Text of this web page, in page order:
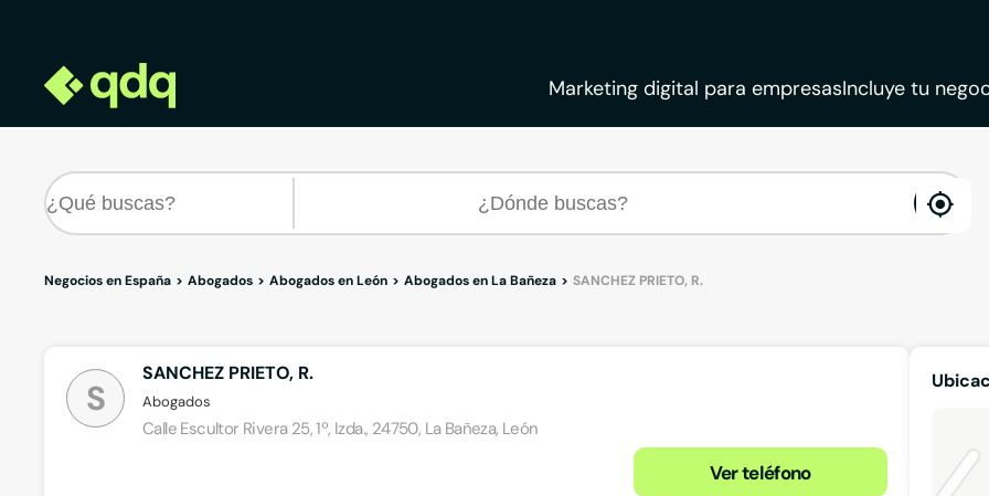
Marketing digital para empresasIncluye tu
Negocios en España Abogados Abogados en León Abogados en La Bañeza SANCHEZ PRIETO, R.
S
SANCHEZ PRIETO, R.
Abogados
Calle Escultor Rivera 25, 1º, Izda., 24750, La Bañeza, León
Ver teléfono